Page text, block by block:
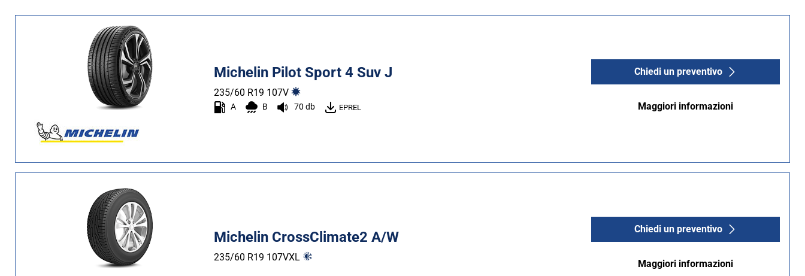
Tutti i tipi (11)
Inverno (2)
Quattro stagioni (1)
Tutti i tipi (11)
Furgone (0)
Camper (0)
Michelin Pilot Sport 4 Suv J
235/60 R19 107V
A B 70 db EPREL
Chiedi un preventivo
Maggiori informazioni
Michelin CrossClimate2 A/W
235/60 R19 107VXL
Chiedi un preventivo
Maggiori informazioni